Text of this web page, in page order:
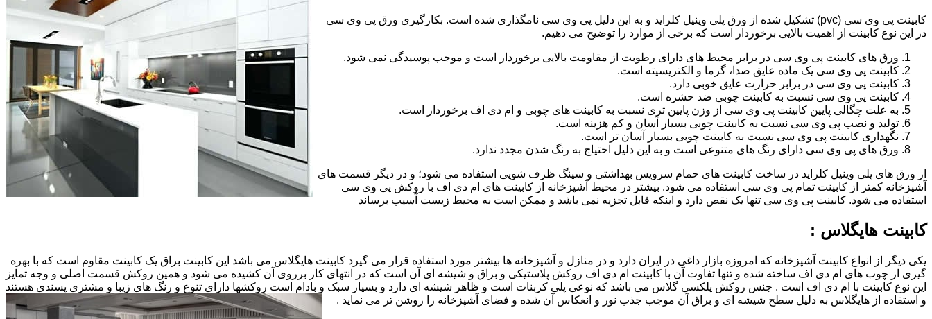
کابینت پی وی سی (pvc) تشکیل شده از ورق پلی وینیل کلراید و به این دلیل پی وی سی نامگذاری شده است. بکارگیری ورق پی وی سی
در این نوع کابینت از اهمیت بالایی برخوردار است که برخی از موارد را توضیح می دهیم.
ورق های کابینت پی وی سی در برابر محیط های دارای رطوبت از مقاومت بالایی برخوردار است و موجب پوسیدگی نمی شود.
کابینت پی وی سی یک ماده عایق صدا، گرما و الکتریسیته است.
کابینت پی وی سی در برابر حرارت عایق خوبی دارد.
کابینت پی وی سی نسبت به کابینت چوبی ضد حشره است.
به علت چگالی پایین کابینت پی وی سی از وزن پایین تری نسبت به کابینت های چوبی و ام دی اف برخوردار است.
تولید و نصب پی وی سی نسبت به کابینت چوبی بسیار آسان و کم هزینه است.
نگهداری کابینت پی وی سی نسبت به کابینت چوبی بسیار آسان تر است.
ورق های پی وی سی دارای رنگ های متنوعی است و به این دلیل احتیاج به رنگ شدن مجدد ندارد.
از ورق های پلی وینیل کلراید در ساخت کابینت های حمام سرویس بهداشتی و سینگ ظرف شویی استفاده می شود؛ و در دیگر قسمت های
آشپزخانه کمتر از کابینت تمام پی وی سی استفاده می شود. بیشتر در محیط آشپزخانه از کابینت های ام دی اف با روکش پی وی سی
استفاده می شود. کابینت پی وی سی تنها یک نقص دارد و اینکه قابل تجزیه نمی باشد و ممکن است به محیط زیست آسیب برساند
کابینت هایگلاس :
یکی دیگر از انواع کابینت آشپزخانه که امروزه بازار داغی در ایران دارد و در منازل و آشپزخانه ها بیشتر مورد استفاده قرار می گیرد کابینت هایگلاس می باشد این کابینت براق یک کابینت مقاوم است که با بهره
گیری از چوب های ام دی اف ساخته شده و تنها تفاوت آن با کابینت ام دی اف روکش پلاستیکی و براق و شیشه ای آن است که در انتهای کار برروی آن کشیده می شود و همین روکش قسمت اصلی و وجه تمایز
این نوع کابینت با ام دی اف است . جنس روکش پلکسی گلاس می باشد که نوعی پلی کربنات است و ظاهر شیشه ای دارد و بسیار سبک و بادام است روکشها دارای تنوع و رنگ های زیبا و مشتری پسندی هستند
و استفاده از هایگلاس به دلیل سطح شیشه ای و براق آن موجب جذب نور و انعکاس آن شده و فضای آشپزخانه را روشن تر می نماید .